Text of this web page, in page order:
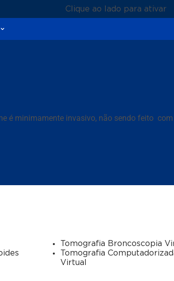
Clique ao lado para ativar
é minimamente invasivo, não sendo feito
Tomografia Broncoscopia
Tomografia
Virtual